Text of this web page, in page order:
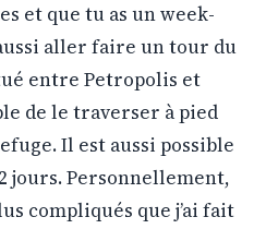
et que tu as un week-
aller faire un tour du
entre Petropolis et
de le traverser à pied
Il est aussi possible
jours. Personnellement,
compliqués que j’ai fait